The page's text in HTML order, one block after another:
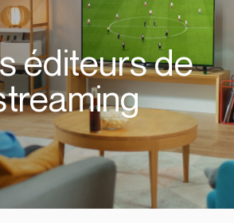
éditeurs de